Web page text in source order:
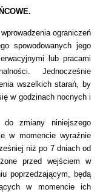
ograniczeń
spowodowanych jego
lub pracami
Jednocześnie
wszelkich starań, by
w godzinach nocnych i
do zmiany niniejszego
w momencie wyraźnie
niż po 7 dniach od
przed wejściem w
poprzedzającym, będą
w momencie ich